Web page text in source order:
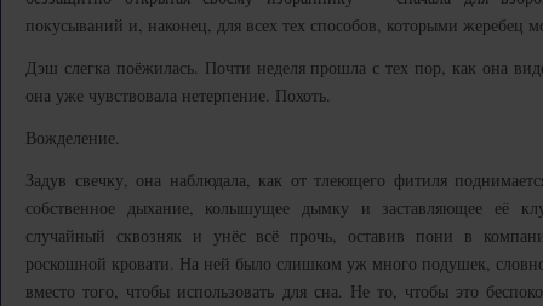
покусываний и, наконец, для всех тех способов, которыми жеребец
Дэш слегка поёжилась. Почти неделя прошла с тех пор, как она
она уже чувствовала нетерпение. Похоть.
Вожделение.
Задув свечку, она наблюдала, как от тлеющего фитиля
собственное дыхание, колышущее дымку и заставляющее её
случайный сквозняк и унёс всё прочь, оставив пони в
роскошной кровати. На ней было слишком уж много подушек,
вместо того, чтобы использовать для сна. Не то, чтобы это